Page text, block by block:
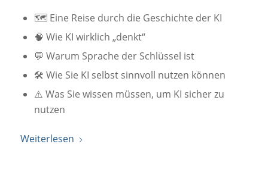
🗺️ Eine Reise durch die Geschichte der KI
🧠 Wie KI wirklich „denkt“
💬 Warum Sprache der Schlüssel ist
🛠️ Wie Sie KI selbst sinnvoll nutzen können
⚠️ Was Sie wissen müssen, um KI sicher zu
nutzen
Weiterlesen